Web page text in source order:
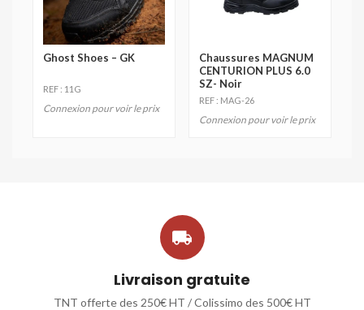
Ghost Shoes – GK
REF : 11G
Connexion pour voir le prix
Chaussures MAGNUM
CENTURION PLUS 6.0
SZ- Noir
REF : MAG-26
Connexion pour voir le prix

Livraison gratuite
TNT offerte des 250€ HT / Colissimo des 500€ HT